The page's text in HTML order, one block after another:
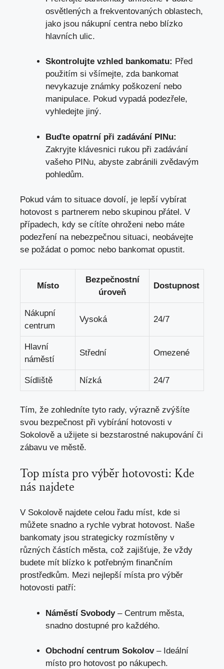
osvětlených a frekventovaných oblastech,
jako⁢ jsou⁤ nákupní centra nebo blízko⁤
hlavních ulic.
Skontrolujte vzhled bankomatu: Před
⁣použitím si všímejte, ⁢zda bankomat
nevykazuje známky⁤ poškození nebo ​
manipulace. Pokud vypadá ⁣podezřele,
vyhledejte jiný.
Buďte​ opatrní při zadávání PINu:
Zakryjte klávesnici rukou při ‍zadávání
vašeho PINu, abyste zabránili zvědavým
pohledům.
Pokud⁣ vám to situace dovolí, je lepší ‍vybírat
hotovost s‌ partnerem nebo skupinou přátel.‌ V
případech,‌ kdy se cítíte ohroženi nebo⁣ máte
⁣podezření na nebezpečnou‍ situaci, ‍neobávejte​
se požádat o pomoc nebo ⁣bankomat opustit.
Místo
Bezpečnostní
úroveň
Dostupnost
Nákupní
centrum
Vysoká 24/7
Hlavní
náměstí
Střední Omezené
Sídliště Nízká 24/7
Tím, že ⁤zohledníte‌ tyto rady, výrazně zvýšíte
svou bezpečnost při⁤ vybírání⁣ hotovosti v‍
Sokolově‌ a ​užijete si bezstarostné nakupování⁤ či
zábavu ve městě.
Top ⁤místa pro výběr hotovosti:⁣ Kde
nás najdete
V Sokolově ⁤najdete celou řadu míst, kde si
můžete snadno ⁤a ⁣rychle vybrat hotovost. ⁢Naše
bankomaty ‌jsou strategicky ⁤rozmístěny v⁢
různých částích města, což zajišťuje, že vždy
budete mít ⁣blízko ​k potřebným ⁤finančním
prostředkům.‌ Mezi‌ nejlepší místa pro‌ výběr
hotovosti ‍patří:
Náměstí Svobody– ⁤Centrum města,
snadno ‌dostupné pro​ každého.
Obchodní centrum Sokolov– Ideální
místo pro ⁣hotovost po nákupech.